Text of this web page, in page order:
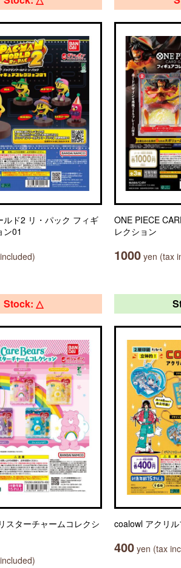
ルド2 リ・パック フィギ
ン01
ONE PIECE
レクション
1000 yen (tax
Stock: △
スターチャームコレクシ
coalowl アクリ
400 yen (tax